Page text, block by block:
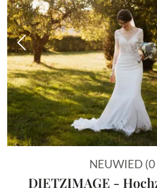
Vorheriges Bild
NEUWIED
DIETZIMAGE -